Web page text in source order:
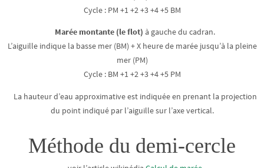
Cycle : PM +1 +2 +3 +4 +5 BM
Marée montante (le flot) à gauche du cadran.
L’aiguille indique la basse mer (BM) + X heure de marée jusqu’à la pleine
mer (PM)
Cycle : BM +1 +2 +3 +4 +5 PM
La hauteur d’eau approximative est indiquée en prenant la projection
du point indiqué par l’aiguille sur l’axe vertical.
Méthode du demi-cercle